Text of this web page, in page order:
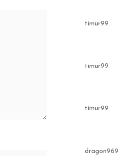
timur99
timur99
timur99
dragon969